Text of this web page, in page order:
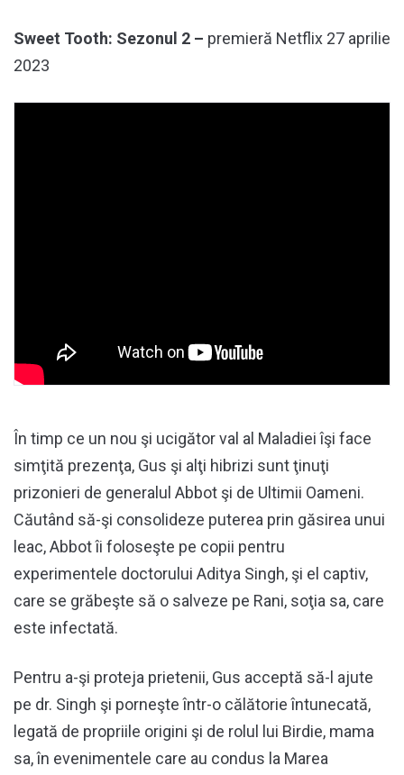
Sweet Tooth: Sezonul 2 – premieră Netflix 27 aprilie
2023
În timp ce un nou şi ucigător val al Maladiei îşi face
simţită prezenţa, Gus şi alţi hibrizi sunt ţinuţi
prizonieri de generalul Abbot şi de Ultimii Oameni.
Căutând să-şi consolideze puterea prin găsirea unui
leac, Abbot îi foloseşte pe copii pentru
experimentele doctorului Aditya Singh, şi el captiv,
care se grăbeşte să o salveze pe Rani, soţia sa, care
este infectată.
Pentru a-şi proteja prietenii, Gus acceptă să-l ajute
pe dr. Singh şi porneşte într-o călătorie întunecată,
legată de propriile origini şi de rolul lui Birdie, mama
sa, în evenimentele care au condus la Marea